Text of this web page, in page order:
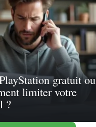
gratuit ou
limiter votre
?